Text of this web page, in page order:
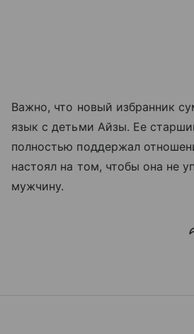
Важно, что новый избранник
язык с детьми Айзы. Ее
полностью поддержал
настоял на том, чтобы она не
мужчину.